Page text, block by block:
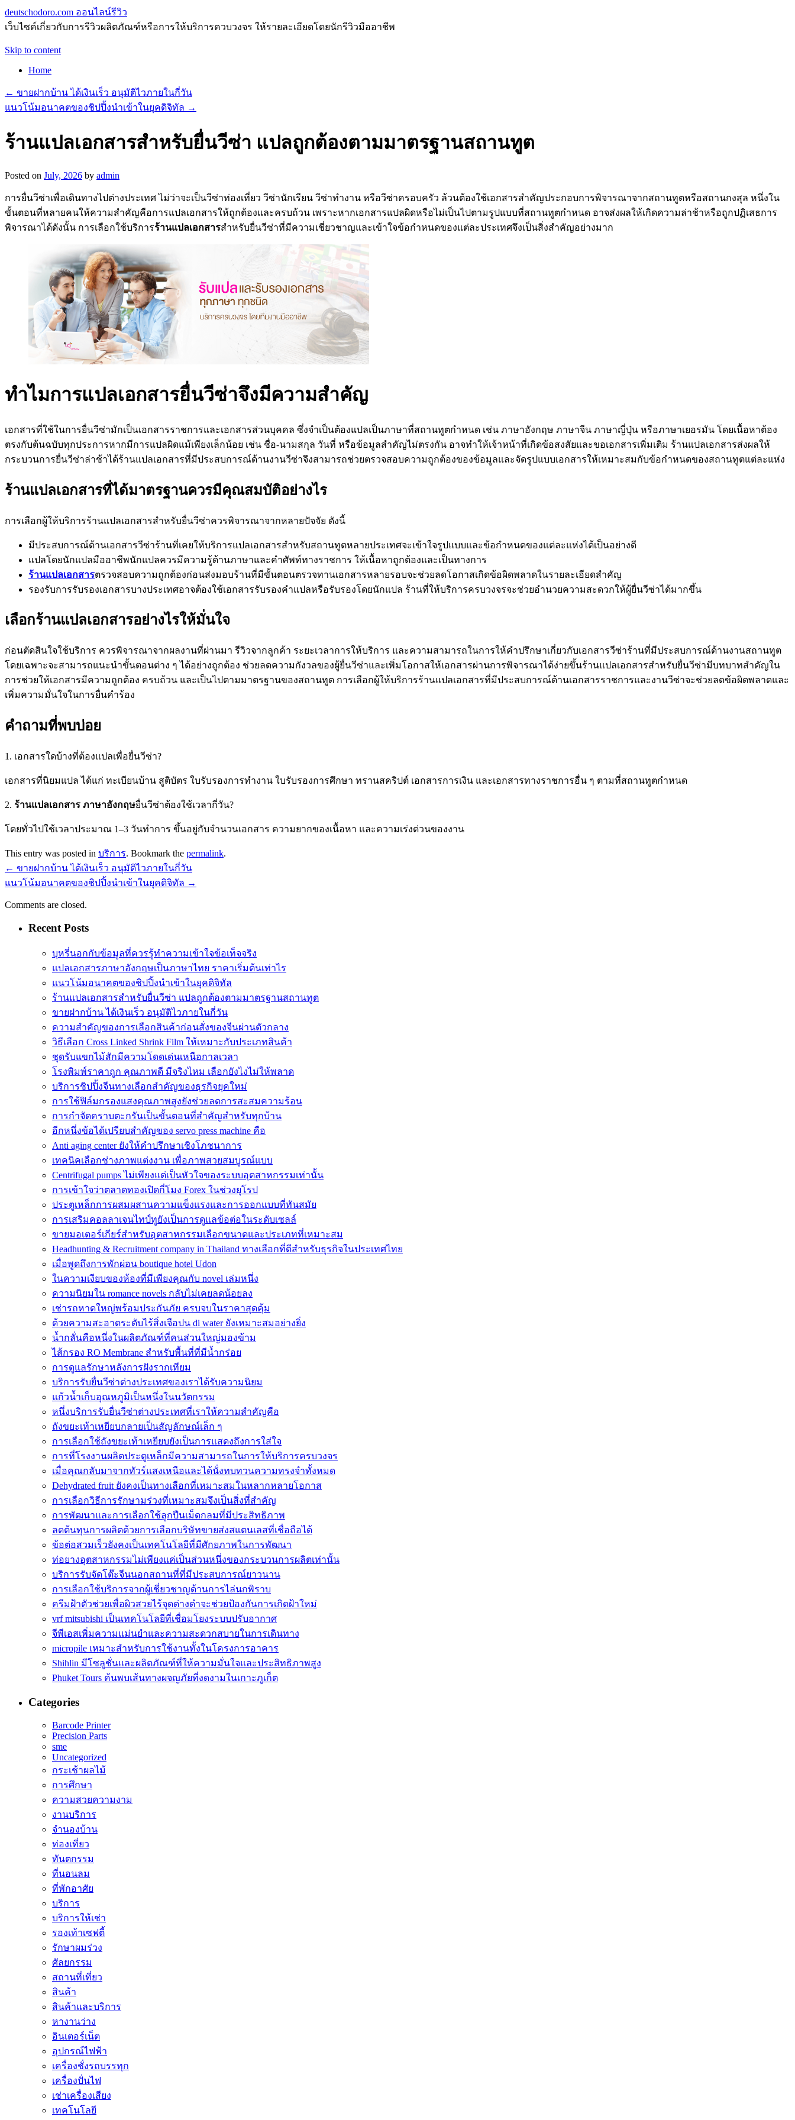
deutschodoro.com ออนไลน์รีวิว
เว็บไซค์เกี่ยวกับการรีวิวผลิตภัณฑ์หรือการให้บริการควบวงจร ให้รายละเอียดโดยนักรีวิวมืออาชีพ
Skip to content
Home
← ขายฝากบ้าน ได้เงินเร็ว อนุมัติไวภายในกี่วัน
แนวโน้มอนาคตของชิปปิ้งนำเข้าในยุคดิจิทัล →
ร้านแปลเอกสารสำหรับยื่นวีซ่า แปลถูกต้องตามมาตรฐานสถานทูต
Posted on July, 2026 by admin
การยื่นวีซ่าเพื่อเดินทางไปต่างประเทศ ไม่ว่าจะเป็นวีซ่าท่องเที่ยว วีซ่านักเรียน วีซ่าทำงาน หรือวีซ่าครอบครัว ล้วนต้องใช้เอกสารสำคัญประกอบการพิจารณาจากสถานทูตหรือสถานกงสุล หนึ่งใน
ขั้นตอนที่หลายคนให้ความสำคัญคือการแปลเอกสารให้ถูกต้องและครบถ้วน เพราะหากเอกสารแปลผิดหรือไม่เป็นไปตามรูปแบบที่สถานทูตกำหนด อาจส่งผลให้เกิดความล่าช้าหรือถูกปฏิเสธการ
พิจารณาได้ดังนั้น การเลือกใช้บริการร้านแปลเอกสารสำหรับยื่นวีซ่าที่มีความเชี่ยวชาญและเข้าใจข้อกำหนดของแต่ละประเทศจึงเป็นสิ่งสำคัญอย่างมาก
ทำไมการแปลเอกสารยื่นวีซ่าจึงมีความสำคัญ
เอกสารที่ใช้ในการยื่นวีซ่ามักเป็นเอกสารราชการและเอกสารส่วนบุคคล ซึ่งจำเป็นต้องแปลเป็นภาษาที่สถานทูตกำหนด เช่น ภาษาอังกฤษ ภาษาจีน ภาษาญี่ปุ่น หรือภาษาเยอรมัน โดยเนื้อหาต้อง
ตรงกับต้นฉบับทุกประการหากมีการแปลผิดแม้เพียงเล็กน้อย เช่น ชื่อ-นามสกุล วันที่ หรือข้อมูลสำคัญไม่ตรงกัน อาจทำให้เจ้าหน้าที่เกิดข้อสงสัยและขอเอกสารเพิ่มเติม ร้านแปลเอกสารส่งผลให้
กระบวนการยื่นวีซ่าล่าช้าได้ร้านแปลเอกสารที่มีประสบการณ์ด้านงานวีซ่าจึงสามารถช่วยตรวจสอบความถูกต้องของข้อมูลและจัดรูปแบบเอกสารให้เหมาะสมกับข้อกำหนดของสถานทูตแต่ละแห่ง
ร้านแปลเอกสารที่ได้มาตรฐานควรมีคุณสมบัติอย่างไร
การเลือกผู้ให้บริการร้านแปลเอกสารสำหรับยื่นวีซ่าควรพิจารณาจากหลายปัจจัย ดังนี้
มีประสบการณ์ด้านเอกสารวีซ่าร้านที่เคยให้บริการแปลเอกสารสำหรับสถานทูตหลายประเทศจะเข้าใจรูปแบบและข้อกำหนดของแต่ละแห่งได้เป็นอย่างดี
แปลโดยนักแปลมืออาชีพนักแปลควรมีความรู้ด้านภาษาและคำศัพท์ทางราชการ ให้เนื้อหาถูกต้องและเป็นทางการ
ร้านแปลเอกสารตรวจสอบความถูกต้องก่อนส่งมอบร้านที่มีขั้นตอนตรวจทานเอกสารหลายรอบจะช่วยลดโอกาสเกิดข้อผิดพลาดในรายละเอียดสำคัญ
รองรับการรับรองเอกสารบางประเทศอาจต้องใช้เอกสารรับรองคำแปลหรือรับรองโดยนักแปล ร้านที่ให้บริการครบวงจรจะช่วยอำนวยความสะดวกให้ผู้ยื่นวีซ่าได้มากขึ้น
เลือกร้านแปลเอกสารอย่างไรให้มั่นใจ
ก่อนตัดสินใจใช้บริการ ควรพิจารณาจากผลงานที่ผ่านมา รีวิวจากลูกค้า ระยะเวลาการให้บริการ และความสามารถในการให้คำปรึกษาเกี่ยวกับเอกสารวีซ่าร้านที่มีประสบการณ์ด้านงานสถานทูต
โดยเฉพาะจะสามารถแนะนำขั้นตอนต่าง ๆ ได้อย่างถูกต้อง ช่วยลดความกังวลของผู้ยื่นวีซ่าและเพิ่มโอกาสให้เอกสารผ่านการพิจารณาได้ง่ายขึ้นร้านแปลเอกสารสำหรับยื่นวีซ่ามีบทบาทสำคัญใน
การช่วยให้เอกสารมีความถูกต้อง ครบถ้วน และเป็นไปตามมาตรฐานของสถานทูต การเลือกผู้ให้บริการร้านแปลเอกสารที่มีประสบการณ์ด้านเอกสารราชการและงานวีซ่าจะช่วยลดข้อผิดพลาดและ
เพิ่มความมั่นใจในการยื่นคำร้อง
คำถามที่พบบ่อย
1. เอกสารใดบ้างที่ต้องแปลเพื่อยื่นวีซ่า?
เอกสารที่นิยมแปล ได้แก่ ทะเบียนบ้าน สูติบัตร ใบรับรองการทำงาน ใบรับรองการศึกษา ทรานสคริปต์ เอกสารการเงิน และเอกสารทางราชการอื่น ๆ ตามที่สถานทูตกำหนด
2. ร้านแปลเอกสาร ภาษาอังกฤษยื่นวีซ่าต้องใช้เวลากี่วัน?
โดยทั่วไปใช้เวลาประมาณ 1–3 วันทำการ ขึ้นอยู่กับจำนวนเอกสาร ความยากของเนื้อหา และความเร่งด่วนของงาน
This entry was posted in บริการ. Bookmark the permalink.
← ขายฝากบ้าน ได้เงินเร็ว อนุมัติไวภายในกี่วัน
แนวโน้มอนาคตของชิปปิ้งนำเข้าในยุคดิจิทัล →
Comments are closed.
Recent Posts
บุหรี่นอกกับข้อมูลที่ควรรู้ทำความเข้าใจข้อเท็จจริง
แปลเอกสารภาษาอังกฤษเป็นภาษาไทย ราคาเริ่มต้นเท่าไร
แนวโน้มอนาคตของชิปปิ้งนำเข้าในยุคดิจิทัล
ร้านแปลเอกสารสำหรับยื่นวีซ่า แปลถูกต้องตามมาตรฐานสถานทูต
ขายฝากบ้าน ได้เงินเร็ว อนุมัติไวภายในกี่วัน
ความสำคัญของการเลือกสินค้าก่อนสั่งของจีนผ่านตัวกลาง
วิธีเลือก Cross Linked Shrink Film ให้เหมาะกับประเภทสินค้า
ชุดรับแขกไม้สักมีความโดดเด่นเหนือกาลเวลา
โรงพิมพ์ราคาถูก คุณภาพดี มีจริงไหม เลือกยังไงไม่ให้พลาด
บริการชิปปิ้งจีนทางเลือกสำคัญของธุรกิจยุคใหม่
การใช้ฟิล์มกรองแสงคุณภาพสูงยังช่วยลดการสะสมความร้อน
การกำจัดคราบตะกรันเป็นขั้นตอนที่สำคัญสำหรับทุกบ้าน
อีกหนึ่งข้อได้เปรียบสำคัญของ servo press machine คือ
Anti aging center ยังให้คำปรึกษาเชิงโภชนาการ
เทคนิคเลือกช่างภาพแต่งงาน เพื่อภาพสวยสมบูรณ์แบบ
Centrifugal pumps ไม่เพียงแต่เป็นหัวใจของระบบอุตสาหกรรมเท่านั้น
การเข้าใจว่าตลาดทองเปิดกี่โมง Forex ในช่วงยุโรป
ประตูเหล็กการผสมผสานความแข็งแรงและการออกแบบที่ทันสมัย
การเสริมคอลลาเจนไทป์ทูยังเป็นการดูแลข้อต่อในระดับเซลล์
ขายมอเตอร์เกียร์สำหรับอุตสาหกรรมเลือกขนาดและประเภทที่เหมาะสม
Headhunting & Recruitment company in Thailand ทางเลือกที่ดีสำหรับธุรกิจในประเทศไทย
เมื่อพูดถึงการพักผ่อน boutique hotel Udon
ในความเงียบของห้องที่มีเพียงคุณกับ novel เล่มหนึ่ง
ความนิยมใน romance novels กลับไม่เคยลดน้อยลง
เช่ารถหาดใหญ่พร้อมประกันภัย ครบจบในราคาสุดคุ้ม
ด้วยความสะอาดระดับไร้สิ่งเจือปน di water ยังเหมาะสมอย่างยิ่ง
น้ำกลั่นคือหนึ่งในผลิตภัณฑ์ที่คนส่วนใหญ่มองข้าม
ไส้กรอง RO Membrane สำหรับพื้นที่ที่มีน้ำกร่อย
การดูแลรักษาหลังการฝังรากเทียม
บริการรับยื่นวีซ่าต่างประเทศของเราได้รับความนิยม
แก้วน้ำเก็บอุณหภูมิเป็นหนึ่งในนวัตกรรม
หนึ่งบริการรับยื่นวีซ่าต่างประเทศที่เราให้ความสำคัญคือ
ถังขยะเท้าเหยียบกลายเป็นสัญลักษณ์เล็ก ๆ
การเลือกใช้ถังขยะเท้าเหยียบยังเป็นการแสดงถึงการใส่ใจ
การที่โรงงานผลิตประตูเหล็กมีความสามารถในการให้บริการครบวงจร
เมื่อคุณกลับมาจากทัวร์แสงเหนือและได้นั่งทบทวนความทรงจำทั้งหมด
Dehydrated fruit ยังคงเป็นทางเลือกที่เหมาะสมในหลากหลายโอกาส
การเลือกวิธีการรักษามร่วงที่เหมาะสมจึงเป็นสิ่งที่สำคัญ
การพัฒนาและการเลือกใช้ลูกปืนเม็ดกลมที่มีประสิทธิภาพ
ลดต้นทุนการผลิตด้วยการเลือกบริษัทขายส่งสแตนเลสที่เชื่อถือได้
ข้อต่อสวมเร็วยังคงเป็นเทคโนโลยีที่มีศักยภาพในการพัฒนา
ท่อยางอุตสาหกรรมไม่เพียงแค่เป็นส่วนหนึ่งของกระบวนการผลิตเท่านั้น
บริการรับจัดโต๊ะจีนนอกสถานที่ที่มีประสบการณ์ยาวนาน
การเลือกใช้บริการจากผู้เชี่ยวชาญด้านการไล่นกพิราบ
ครีมฝ้าตัวช่วยเพื่อผิวสวยไร้จุดด่างดำจะช่วยป้องกันการเกิดฝ้าใหม่
vrf mitsubishi เป็นเทคโนโลยีที่เชื่อมโยงระบบปรับอากาศ
จีพีเอสเพิ่มความแม่นยำและความสะดวกสบายในการเดินทาง
micropile เหมาะสำหรับการใช้งานทั้งในโครงการอาคาร
Shihlin มีโซลูชั่นและผลิตภัณฑ์ที่ให้ความมั่นใจและประสิทธิภาพสูง
Phuket Tours ค้นพบเส้นทางผจญภัยที่งดงามในเกาะภูเก็ต
Categories
Barcode Printer
Precision Parts
sme
Uncategorized
กระเช้าผลไม้
การศึกษา
ความสวยความงาม
งานบริการ
จำนองบ้าน
ท่องเที่ยว
ทันตกรรม
ที่นอนลม
ที่พักอาศัย
บริการ
บริการให้เช่า
รองเท้าเซฟตี้
รักษาผมร่วง
ศัลยกรรม
สถานที่เที่ยว
สินค้า
สินค้าและบริการ
หางานว่าง
อินเตอร์เน็ต
อุปกรณ์ไฟฟ้า
เครื่องชั่งรถบรรทุก
เครื่องปั่นไฟ
เช่าเครื่องเสียง
เทคโนโลยี